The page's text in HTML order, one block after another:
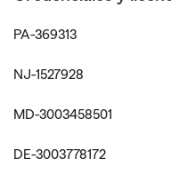
PA-369313
NJ-1527928
MD-3003458501
DE-3003778172